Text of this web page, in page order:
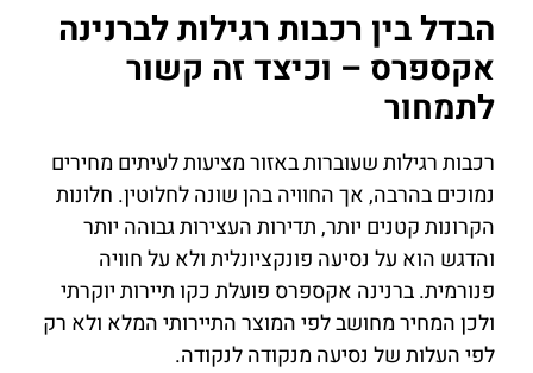
הבדל בין רכבות רגילות לברנינה
אקספרס – וכיצד זה קשור
לתמחור
רכבות רגילות שעוברות באזור מציעות לעיתים מחירים
נמוכים בהרבה, אך החוויה בהן שונה לחלוטין. חלונות
הקרונות קטנים יותר, תדירות העצירות גבוהה יותר
והדגש הוא על נסיעה פונקציונלית ולא על חוויה
פנורמית. ברנינה אקספרס פועלת כקו תיירות יוקרתי
ולכן המחיר מחושב לפי המוצר התיירותי המלא ולא רק
לפי העלות של נסיעה מנקודה לנקודה.